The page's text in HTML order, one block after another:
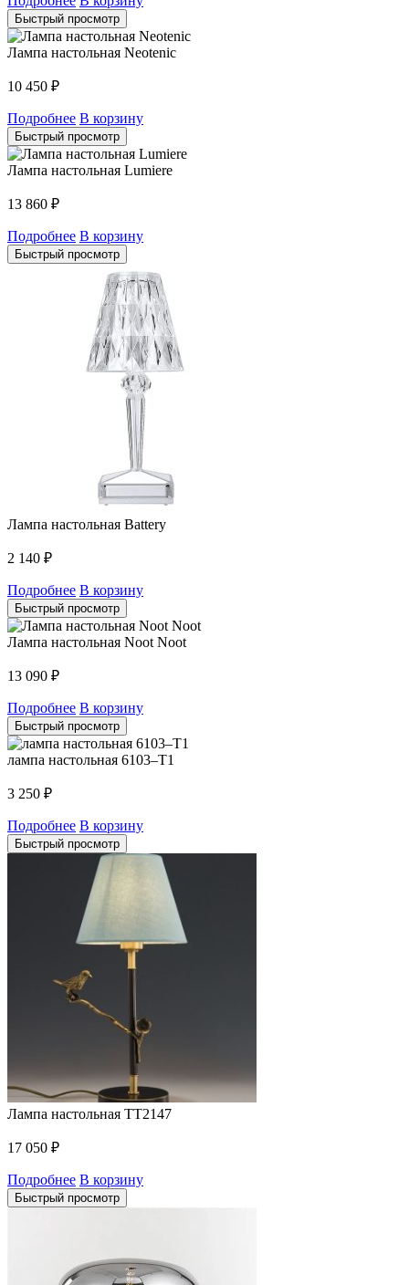
Быстрый просмотр
Лампа настольная Neotenic
10 450 ₽
Подробнее В корзину
Быстрый просмотр
Лампа настольная Lumiere
13 860 ₽
Подробнее В корзину
Быстрый просмотр
Лампа настольная Battery
2 140 ₽
Подробнее В корзину
Быстрый просмотр
Лампа настольная Noot Noot
13 090 ₽
Подробнее В корзину
Быстрый просмотр
лампа настольная 6103–T1
3 250 ₽
Подробнее В корзину
Быстрый просмотр
Лампа настольная TT2147
17 050 ₽
Подробнее В корзину
Быстрый просмотр